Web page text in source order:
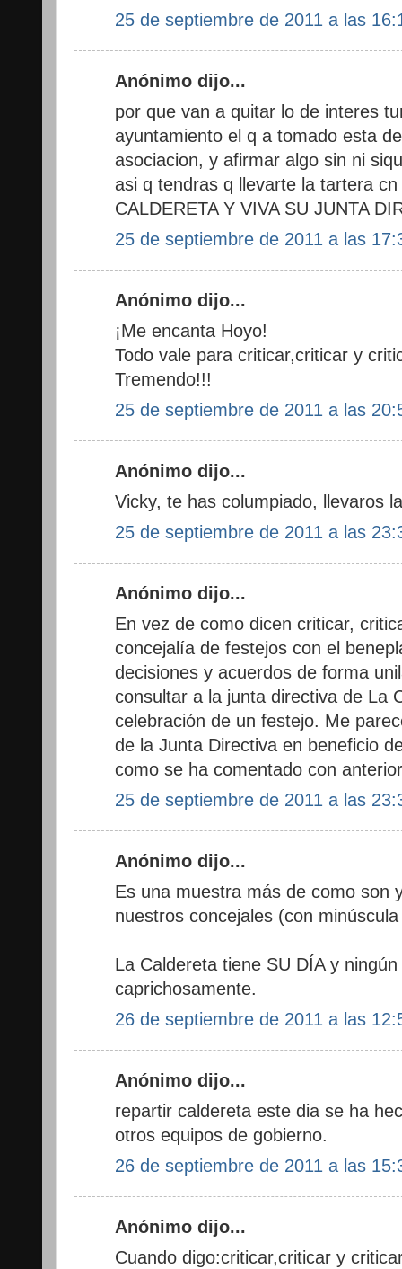
25 de septiembre de 2011 a las
Anónimo dijo...
por que van a quitar lo de interes
ayuntamiento el q a tomado esta
asociacion, y afirmar algo sin ni
asi q tendras q llevarte la tartera
CALDERETA Y VIVA SU JUNTA
25 de septiembre de 2011 a las
Anónimo dijo...
¡Me encanta Hoyo!
Todo vale para criticar,criticar y
Tremendo!!!
25 de septiembre de 2011 a las
Anónimo dijo...
Vicky, te has columpiado, llevaros
25 de septiembre de 2011 a las
Anónimo dijo...
En vez de como dicen criticar,
concejalía de festejos con el
decisiones y acuerdos de forma
consultar a la junta directiva de La
celebración de un festejo. Me
de la Junta Directiva en beneficio
como se ha comentado con
25 de septiembre de 2011 a las
Anónimo dijo...
Es una muestra más de como son
nuestros concejales (con
La Caldereta tiene SU DÍA y
caprichosamente.
26 de septiembre de 2011 a las
Anónimo dijo...
repartir caldereta este dia se ha
otros equipos de gobierno.
26 de septiembre de 2011 a las
Anónimo dijo...
Cuando digo:criticar,criticar y